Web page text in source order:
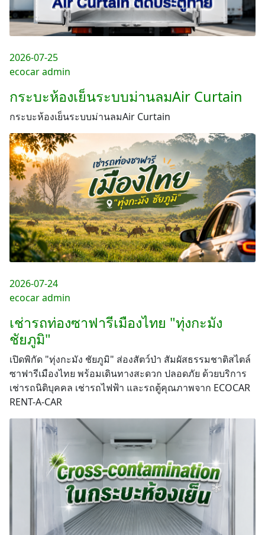
2026-07-25
ecocar admin
กระบะห้องเย็นระบบม่านลมAir Curtain
กระบะห้องเย็นระบบม่านลมAir Curtain
2026-07-24
ecocar admin
เช่ารถท่องซาฟารีเมืองไทย "ทุ่งกะมัง
ชัยภูมิ"
เปิดพิกัด "ทุ่งกะมัง ชัยภูมิ" ส่องสัตว์ป่า สัมผัสธรรมชาติสไตล์
ซาฟารีเมืองไทย พร้อมเดินทางสะดวก ปลอดภัย ด้วยบริการ
เช่ารถนิติบุคคล เช่ารถไฟฟ้า และรถตู้คุณภาพจาก ECOCAR
RENT-A-CAR